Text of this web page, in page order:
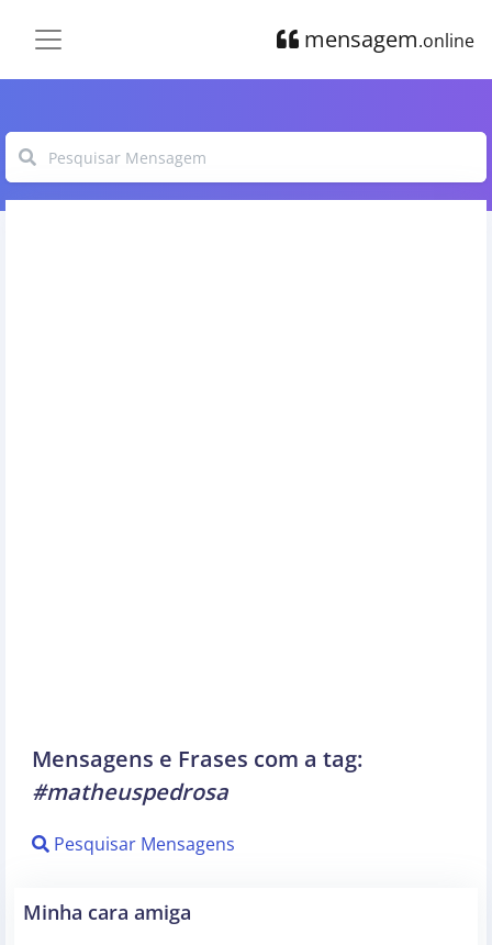
mensagem.online
Mensagens e Frases com a tag:
#matheuspedrosa
Pesquisar Mensagens
Minha cara amiga